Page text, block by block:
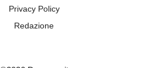
Privacy Policy
Redazione